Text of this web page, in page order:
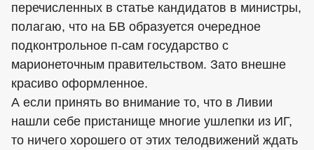
перечисленных в статье кандидатов в министры,
полагаю, что на БВ образуется очередное
подконтрольное п-сам государство с
марионеточным правительством. Зато внешне
красиво оформленное.
А если принять во внимание то, что в Ливии
нашли себе пристанище многие ушлепки из ИГ,
то ничего хорошего от этих телодвижений ждать